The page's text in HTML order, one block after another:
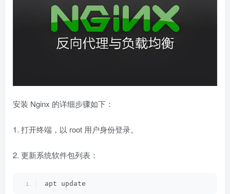
安装 Nginx 的详细步骤如下：
1. 打开终端，以 root 用户身份登录。
2. 更新系统软件包列表：
apt update